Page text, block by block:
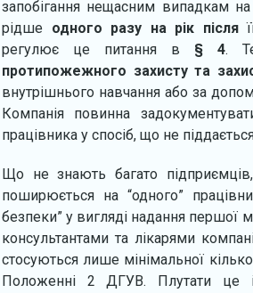
запобігання нещасним випадкам
рідше одного разу на рік після
регулює це питання в § 4.
протипожежного захисту та
внутрішнього навчання або за
Компанія повинна
працівника у спосіб, що не
Що не знають багато
поширюється на “одного”
безпеки” у вигляді надання
консультантами та лікарями
стосуються лише мінімальної
Положенні 2 ДГУВ. Плутати це і